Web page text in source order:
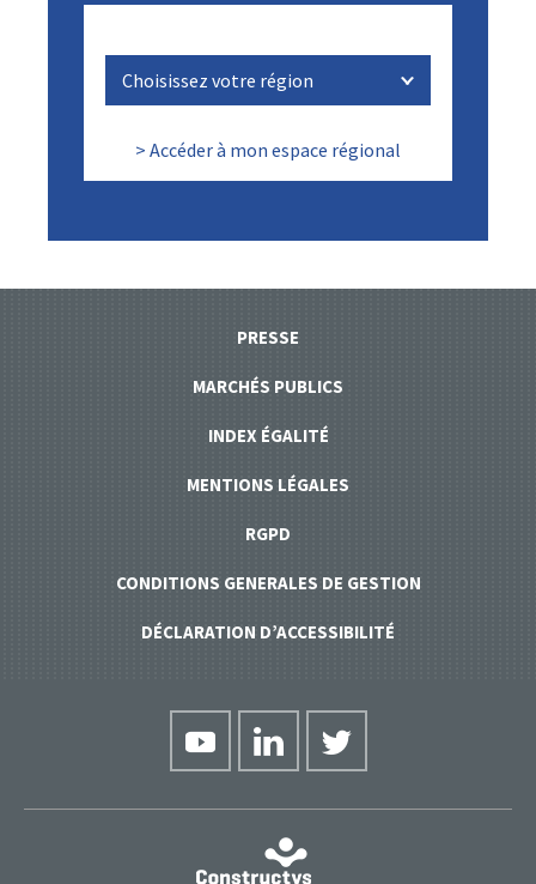
> Accéder à mon espace régional
PRESSE
MARCHÉS PUBLICS
INDEX ÉGALITÉ
MENTIONS LÉGALES
RGPD
CONDITIONS GENERALES DE GESTION
DÉCLARATION D’ACCESSIBILITÉ